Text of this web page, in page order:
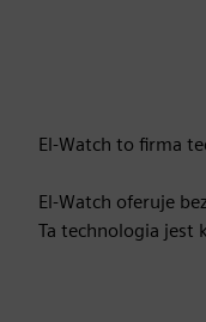
El-Watch to firma
El-Watch oferuje
Ta technologia jest